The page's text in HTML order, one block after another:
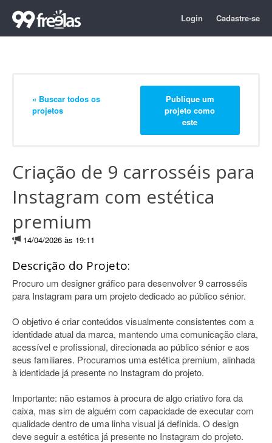
Login Cadastre-se
« Buscar todos os
projetos
Publique um
projeto como
este
Criação de 9 carrosséis para
Instagram com estética
premium
14/04/2026 às 19:11
Descrição do Projeto:
Procuro um designer gráfico para desenvolver 9 carrosséis
para Instagram para um projeto dedicado ao público sénior.
O objetivo é criar conteúdos visualmente consistentes com a
identidade atual da marca, mantendo uma comunicação clara,
acessível e profissional, direcionada ao público sénior e aos
seus familiares. Procuramos uma estética premium, alinhada
à identidade já presente no Instagram do projeto.
Importante: não estamos à procura de algo criativo fora da
caixa, mas sim de alguém com capacidade de executar com
qualidade dentro de uma linha visual já definida. O design
deve seguir a estética já presente no Instagram do projeto.